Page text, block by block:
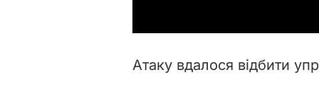
Атаку вдалося відбити